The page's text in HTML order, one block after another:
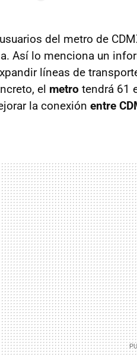
del metro de
Así lo menciona un
líneas de
el metro tendrá 61
la conexión entre